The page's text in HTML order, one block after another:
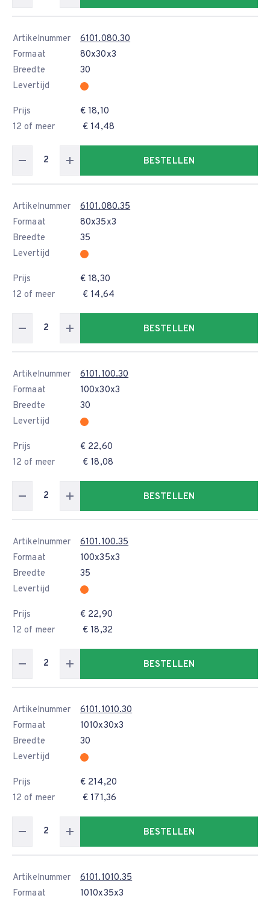
Artikelnummer
6101.080.30
Formaat
80x30x3
Breedte
30
Levertijd
Prijs
€ 18,10
12 of meer
€ 14,48
BESTELLEN
Artikelnummer
6101.080.35
Formaat
80x35x3
Breedte
35
Levertijd
Prijs
€ 18,30
12 of meer
€ 14,64
BESTELLEN
Artikelnummer
6101.100.30
Formaat
100x30x3
Breedte
30
Levertijd
Prijs
€ 22,60
12 of meer
€ 18,08
BESTELLEN
Artikelnummer
6101.100.35
Formaat
100x35x3
Breedte
35
Levertijd
Prijs
€ 22,90
12 of meer
€ 18,32
BESTELLEN
Artikelnummer
6101.1010.30
Formaat
1010x30x3
Breedte
30
Levertijd
Prijs
€ 214,20
12 of meer
€ 171,36
BESTELLEN
Artikelnummer
6101.1010.35
Formaat
1010x35x3